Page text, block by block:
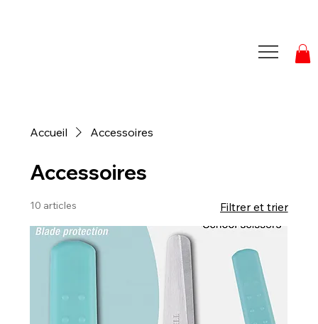
Accueil Accessoires
Accessoires
10 articles Filtrer et trier